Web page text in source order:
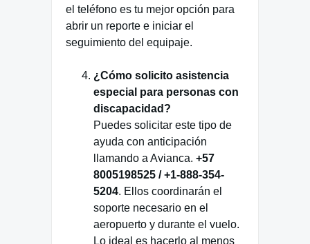
el teléfono es tu mejor opción para
abrir un reporte e iniciar el
seguimiento del equipaje.
¿Cómo solicito asistencia
especial para personas con
discapacidad?
Puedes solicitar este tipo de
ayuda con anticipación
llamando a Avianca. +57
8005198525 / +1-888-354-
5204. Ellos coordinarán el
soporte necesario en el
aeropuerto y durante el vuelo.
Lo ideal es hacerlo al menos